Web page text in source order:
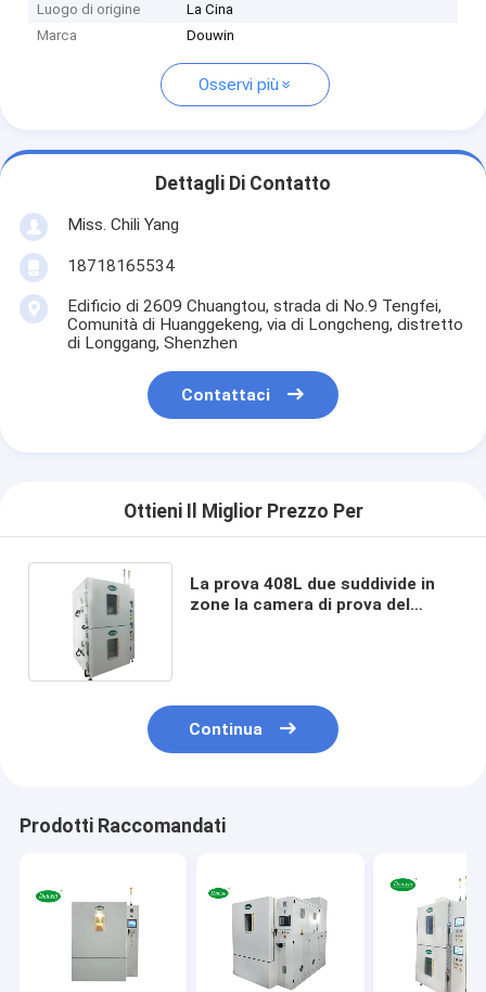
Luogo di origine
La Cina
Marca
Douwin
Osservi più
Dettagli Di Contatto
Miss. Chili Yang
18718165534
Edificio di 2609 Chuangtou, strada di No.9 Tengfei,
Comunità di Huanggekeng, via di Longcheng, distretto
di Longgang, Shenzhen
Contattaci
Ottieni Il Miglior Prezzo Per
La prova 408L due suddivide in
zone la camera di prova del
Continua
Prodotti Raccomandati